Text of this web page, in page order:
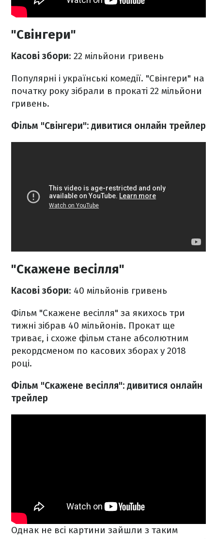
"Свінгери"
Касові збори: 22 мільйони гривень
Популярні і українські комедії. "Свінгери" на
початку року зібрали в прокаті 22 мільйони
гривень.
Фільм "Свінгери": дивитися онлайн трейлер
"Скажене весілля"
Касові збори: 40 мільйонів гривень
Фільм "Скажене весілля" за якихось три
тижні зібрав 40 мільйонів. Прокат ще
триває, і схоже фільм стане абсолютним
рекордсменом по касових зборах у 2018
році.
Фільм "Скажене весілля": дивитися онлайн
трейлер
Однак не всі картини зайшли з таким